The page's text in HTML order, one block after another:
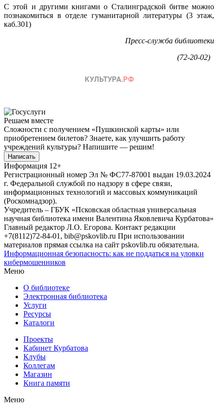
С этой и другими книгами о Сталинградской битве можно
познакомиться в отделе гуманитарной литературы (3 этаж,
каб.301)
Пресс-служба библиотеки
(72-20-02)
Решаем вместе
Сложности с получением «Пушкинской карты» или
приобретением билетов? Знаете, как улучшить работу
учреждений культуры? Напишите — решим!
Написать
Информация 12+
Регистрационный номер Эл № ФС77-87001 выдан 19.03.2024
г. Федеральной службой по надзору в сфере связи,
информационных технологий и массовых коммуникаций
(Роскомнадзор).
Учредитель – ГБУК «Псковская областная универсальная
научная библиотека имени Валентина Яковлевича Курбатова»
Главный редактор Л.О. Егорова. Контакт редакции
+7(8112)72-84-01, bib@pskovlib.ru При использовании
материалов прямая ссылка на сайт pskovlib.ru обязательна.
Информационная безопасность: как не поддаться на уловки
кибермошенников
Меню
О библиотеке
Электронная библиотека
Услуги
Ресурсы
Каталоги
Проекты
Кабинет Курбатова
Клубы
Коллегам
Магазин
Книга памяти
Меню